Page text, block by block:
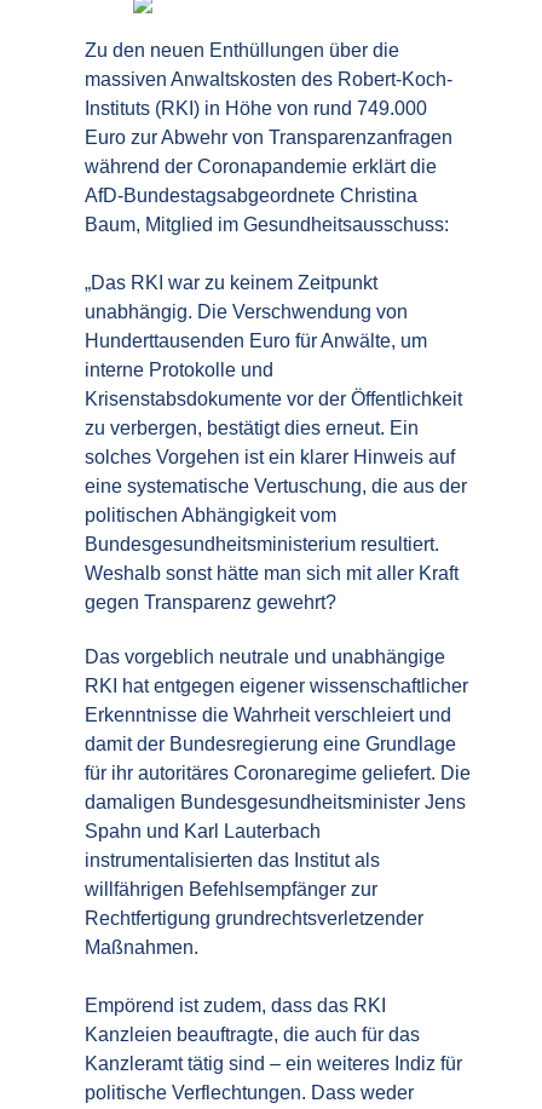
Zu den neuen Enthüllungen über die
massiven Anwaltskosten des Robert-Koch-
Instituts (RKI) in Höhe von rund 749.000
Euro zur Abwehr von Transparenzanfragen
während der Coronapandemie erklärt die
AfD-Bundestagsabgeordnete Christina
Baum, Mitglied im Gesundheitsausschuss:
„Das RKI war zu keinem Zeitpunkt
unabhängig. Die Verschwendung von
Hunderttausenden Euro für Anwälte, um
interne Protokolle und
Krisenstabsdokumente vor der Öffentlichkeit
zu verbergen, bestätigt dies erneut. Ein
solches Vorgehen ist ein klarer Hinweis auf
eine systematische Vertuschung, die aus der
politischen Abhängigkeit vom
Bundesgesundheitsministerium resultiert.
Weshalb sonst hätte man sich mit aller Kraft
gegen Transparenz gewehrt?
Das vorgeblich neutrale und unabhängige
RKI hat entgegen eigener wissenschaftlicher
Erkenntnisse die Wahrheit verschleiert und
damit der Bundesregierung eine Grundlage
für ihr autoritäres Coronaregime geliefert. Die
damaligen Bundesgesundheitsminister Jens
Spahn und Karl Lauterbach
instrumentalisierten das Institut als
willfährigen Befehlsempfänger zur
Rechtfertigung grundrechtsverletzender
Maßnahmen.
Empörend ist zudem, dass das RKI
Kanzleien beauftragte, die auch für das
Kanzleramt tätig sind – ein weiteres Indiz für
politische Verflechtungen. Dass weder